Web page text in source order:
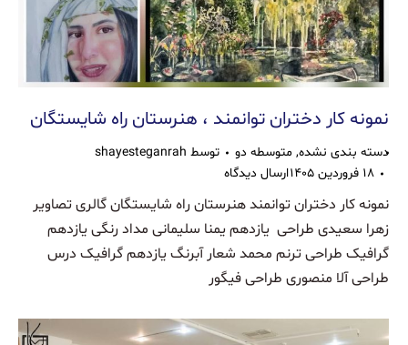
نمونه کار دختران توانمند ، هنرستان راه شایستگان
دسته بندی نشده, متوسطه دو توسط shayesteganrah
۱۸ فروردین ۱۴۰۵
ارسال دیدگاه
نمونه کار دختران توانمند هنرستان راه شایستگان گالری تصاویر
زهرا سعیدی طراحی یازدهم یمنا سلیمانی مداد رنگی یازدهم
گرافیک طراحی ترنم محمد شعار آبرنگ یازدهم گرافیک درس
طراحی آلا منصوری طراحی فیگور